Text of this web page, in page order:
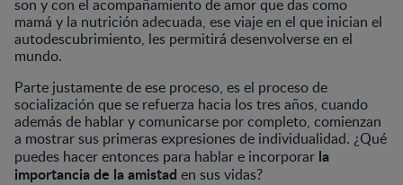
son y con el acompañamiento de amor que das como
mamá y la nutrición adecuada, ese viaje en el que inician el
autodescubrimiento, les permitirá desenvolverse en el
mundo.
Parte justamente de ese proceso, es el proceso de
socialización que se refuerza hacia los tres años, cuando
además de hablar y comunicarse por completo, comienzan
a mostrar sus primeras expresiones de individualidad. ¿Qué
puedes hacer entonces para hablar e incorporar la
importancia de la amistad en sus vidas?